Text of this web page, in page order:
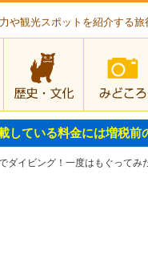
観光スポットを紹介する旅
している料金には増税
イビング！一度はもぐってみ